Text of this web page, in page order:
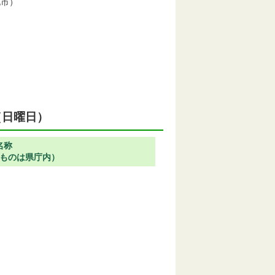
曜日）
称
のは県庁内）